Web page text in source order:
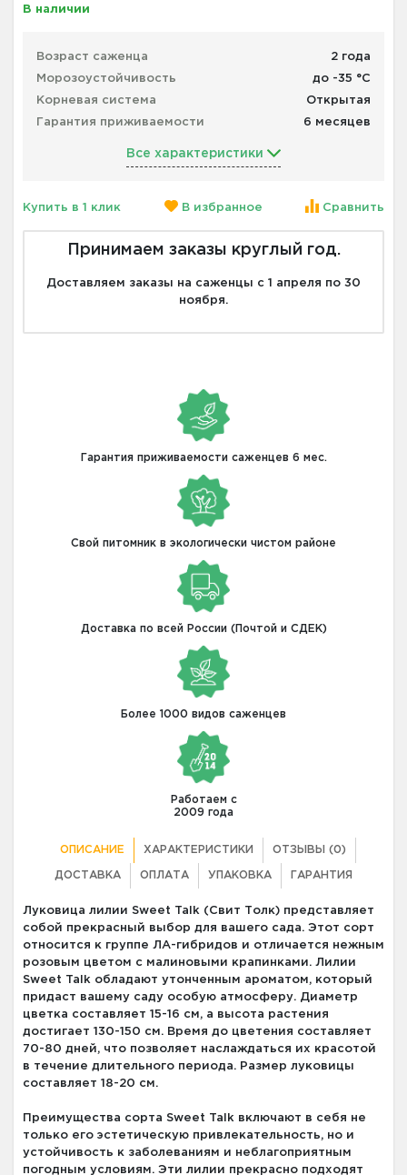
В наличии
Возраст саженца 2 года
Морозоустойчивость до -35 °С
Корневая система Открытая
Гарантия приживаемости 6 месяцев
Все характеристики
Купить в 1 клик В избранное Сравнить
Принимаем заказы круглый год.
Доставляем заказы на саженцы с 1 апреля по 30
ноября.
Гарантия приживаемости саженцев 6 мес.
Свой питомник в экологически чистом районе
Доставка по всей России (Почтой и СДЕК)
Более 1000 видов саженцев
Работаем с
2009 года
ОПИСАНИЕ ХАРАКТЕРИСТИКИ ОТЗЫВЫ (0)
ДОСТАВКА ОПЛАТА УПАКОВКА ГАРАНТИЯ
Луковица лилии Sweet Talk (Свит Толк) представляет
собой прекрасный выбор для вашего сада. Этот сорт
относится к группе ЛА-гибридов и отличается нежным
розовым цветом с малиновыми крапинками. Лилии
Sweet Talk обладают утонченным ароматом, который
придаст вашему саду особую атмосферу. Диаметр
цветка составляет 15-16 см, а высота растения
достигает 130-150 см. Время до цветения составляет
70-80 дней, что позволяет наслаждаться их красотой
в течение длительного периода. Размер луковицы
составляет 18-20 см.
Преимущества сорта Sweet Talk включают в себя не
только его эстетическую привлекательность, но и
устойчивость к заболеваниям и неблагоприятным
погодным условиям. Эти лилии прекрасно подходят